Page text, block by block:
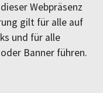
Webpräsenz
gilt für alle auf
und für alle
Banner führen.